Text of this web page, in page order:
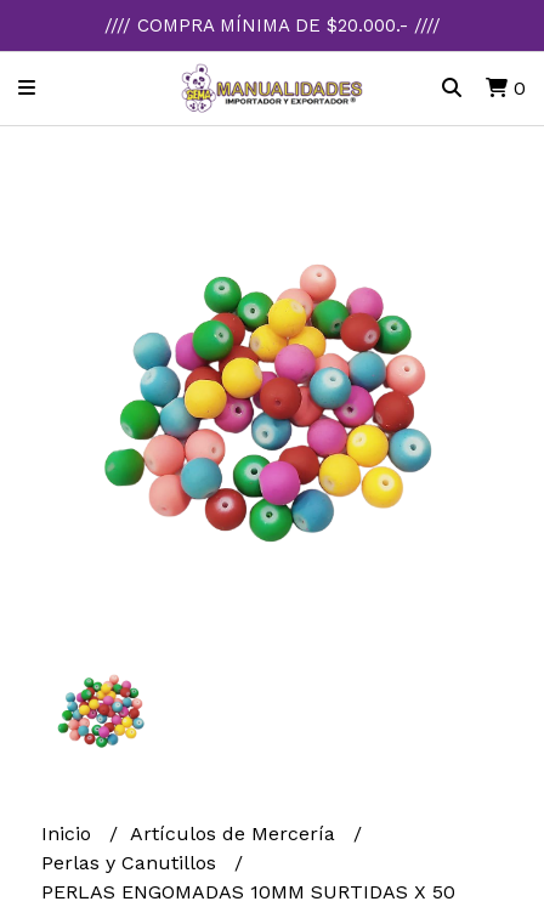
//// COMPRA MÍNIMA DE $20.000.- ////
0
Inicio
Artículos de Mercería
Perlas y Canutillos
PERLAS ENGOMADAS 10MM SURTIDAS X 50